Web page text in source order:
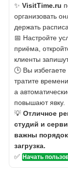
✨ VisitTime.ru
организовать
держать
📅 Настройте
приёма,
клиенты
🕒 Вы
тратите
а
повышают явку.
💡 Отличное
студий и
важны
загрузка.
✅ Начать